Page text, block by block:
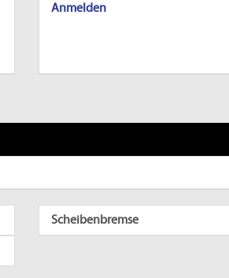
Anmelden
Scheibenbremse